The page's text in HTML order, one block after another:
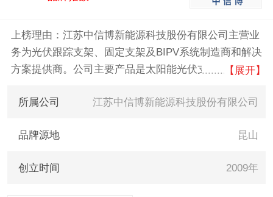
上榜理由：江苏中信博新能源科技股份有限公司主营业
务为光伏跟踪支架、固定支架及BIPV系统制造商和解决
方案提供商。公司主要产品是太阳能光伏支架，分为固
碑和优秀的品牌声誉，近年来，公司获得了“2019年领
新论坛颁发的“2019光伏绿色建筑产业品牌领跑奖”等荣
【展开】
所属公司 江苏中信博新能源科技股份有限公司
品牌源地 昆山
创立时间 2009年